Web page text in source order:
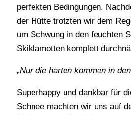
perfekten Bedingungen.
der Hütte trotzten wir dem
um Schwung in den feuchten
Skiklamotten komplett
„Nur die harten kommen in
Superhappy und dankbar für
Schnee machten wir uns auf